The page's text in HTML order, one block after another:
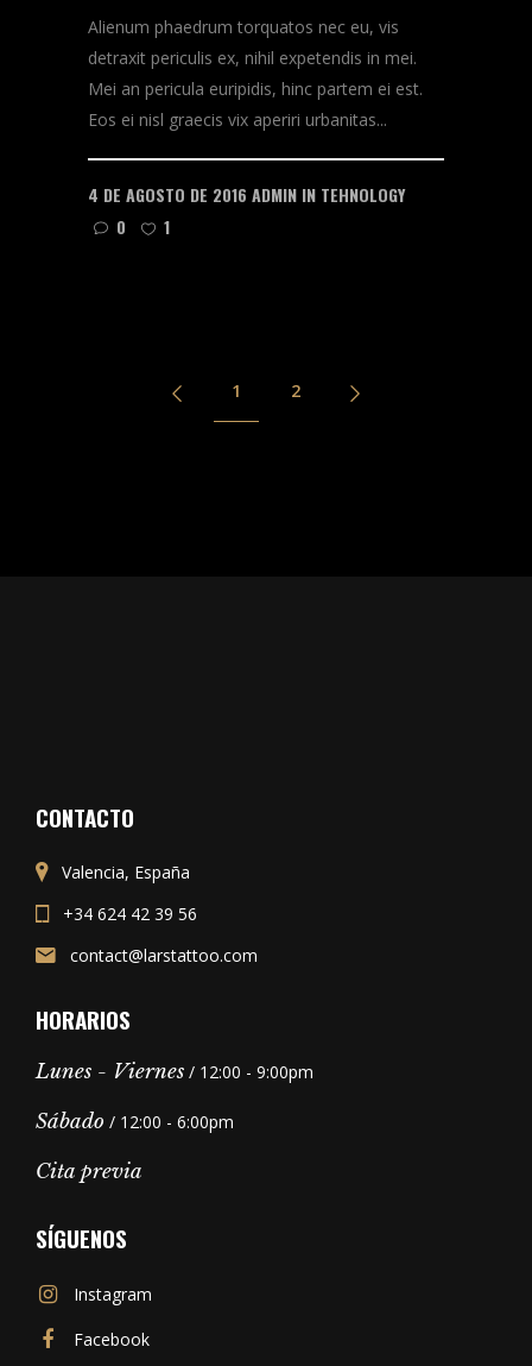
Alienum phaedrum torquatos nec eu, vis
detraxit periculis ex, nihil expetendis in mei.
Mei an pericula euripidis, hinc partem ei est.
Eos ei nisl graecis vix aperiri urbanitas...
4 DE AGOSTO DE 2016 ADMIN IN TEHNOLOGY
0
1
1 2
CONTACTO
Valencia, España
+34 624 42 39 56
contact@larstattoo.com
HORARIOS
Lunes - Viernes / 12:00 - 9:00pm
Sábado / 12:00 - 6:00pm
Cita previa
SÍGUENOS
Instagram
Facebook